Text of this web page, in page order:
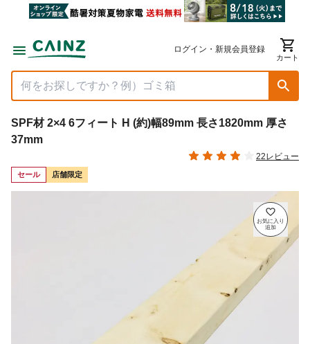
ログイン・新規会員登録
カート
SPF材 2×4 6フィート H (約)幅89mm 長さ1820mm 厚さ
37mm
22レビュー
セール 店舗限定